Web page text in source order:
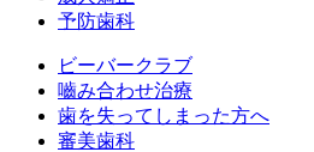
予防歯科
ビーバークラブ
嚙み合わせ治療
歯を失ってしまった方へ
審美歯科